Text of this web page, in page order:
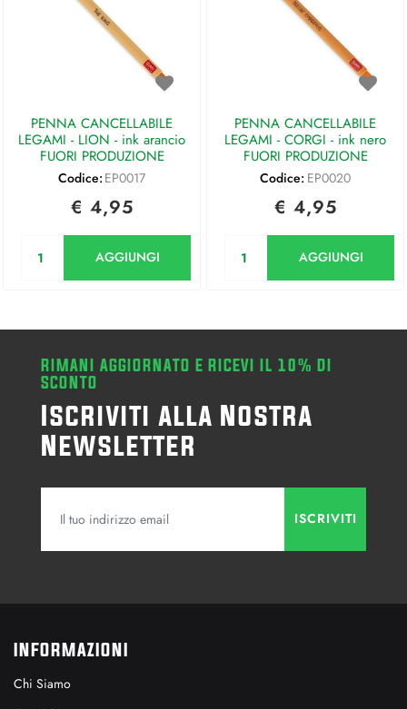
PENNA CANCELLABILE
LEGAMI - LION - ink arancio
FUORI PRODUZIONE
Codice: EP0017
€ 4,95
AGGIUNGI
PENNA CANCELLABILE
LEGAMI - CORGI - ink nero
FUORI PRODUZIONE
Codice: EP0020
€ 4,95
AGGIUNGI
RIMANI AGGIORNATO E RICEVI IL 10% DI
SCONTO
Iscriviti alla Nostra
Newsletter
INFORMAZIONI
Chi Siamo